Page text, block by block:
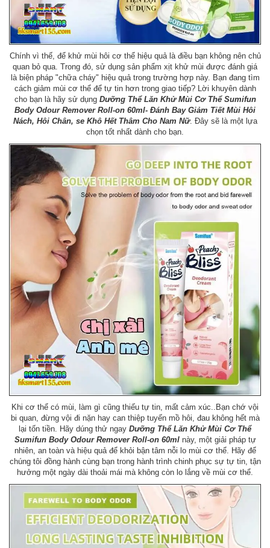
Chính vì thế, để khử mùi hôi cơ thể hiệu quả là điều bạn không nên chủ
quan bỏ qua. Trong đó, sử dụng sản phẩm xịt khử mùi được đánh giá
là biện pháp "chữa cháy" hiệu quả trong trường hợp này. Bạn đang tìm
cách giảm mùi cơ thể để tự tin hơn trong giao tiếp? Lời khuyên dành
cho bạn là hãy sử dụng Dưỡng Thể Lăn Khử Mùi Cơ Thể Sumifun
Body Odour Remover Roll-on 60ml- Đánh Bay Giảm Tiết Mùi Hôi
Nách, Hôi Chân, se Khô Hết Thâm Cho Nam Nữ. Đây sẽ là một lựa
chọn tốt nhất dành cho bạn.
Khi cơ thể có mùi, làm gì cũng thiếu tự tin, mất cảm xúc..Bạn chớ vội
bi quan, đừng vội đi nặn hay can thiệp tuyến mồ hôi, đau không hết mà
lại tốn tiền. Hãy dúng thử ngay Dưỡng Thể Lăn Khử Mùi Cơ Thể
Sumifun Body Odour Remover Roll-on 60mlnày, một giải pháp tự
nhiên, an toàn và hiệu quả để khỏi bận tâm nỗi lo mùi cơ thể. Hãy để
chúng tôi đồng hành cùng bạn trong hành trình chinh phục sự tự tin, tận
hưởng một ngày dài thoải mái mà không còn lo lắng về mùi cơ thể.